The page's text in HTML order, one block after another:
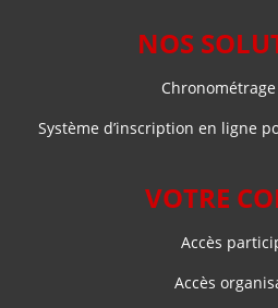
NOS
Système d’inscription en ligne
VOTRE
Accès
Accès